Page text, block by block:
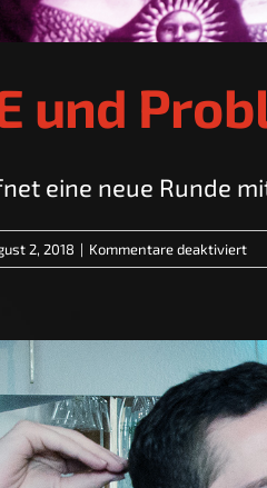
und
eine neue Runde
2, 2018 | Kommentare deaktiviertfür
|